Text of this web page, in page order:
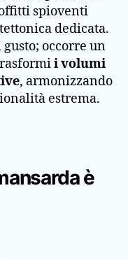
spioventi
dedicata.
occorre un
i volumi
, armonizzando
estrema.
è